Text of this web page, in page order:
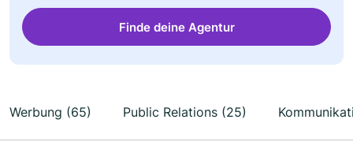
Finde deine Agentur
Werbung (65) Public Relations (25)